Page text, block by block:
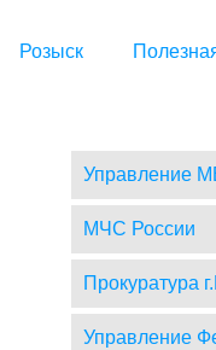
Розыск
Управление
МЧС России
Прокуратура
Управление